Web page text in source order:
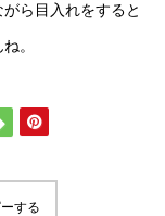
ら目入れをすると
。
する